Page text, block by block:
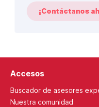
¡Contáctanos
Accesos
Buscador de asesores
Nuestra comunidad